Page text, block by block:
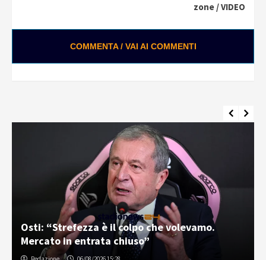
zone / VIDEO
COMMENTA / VAI AI COMMENTI
Palermo e Melbourne City, sfida tra “cugini”:
inizia la tournée in Australia